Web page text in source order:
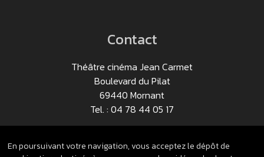
Contact
Théâtre cinéma Jean Carmet
Boulevard du Pilat
69440 Mornant
Tel. : 04 78 44 05 17
En poursuivant votre navigation, vous acceptez le dépôt de